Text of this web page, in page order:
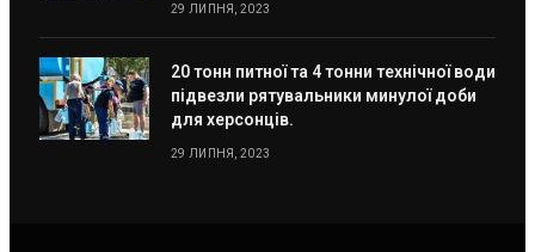
29 ЛИПНЯ, 2023
20 тонн питної та 4 тонни технічної води
підвезли рятувальники минулої доби
для херсонців.
29 ЛИПНЯ, 2023